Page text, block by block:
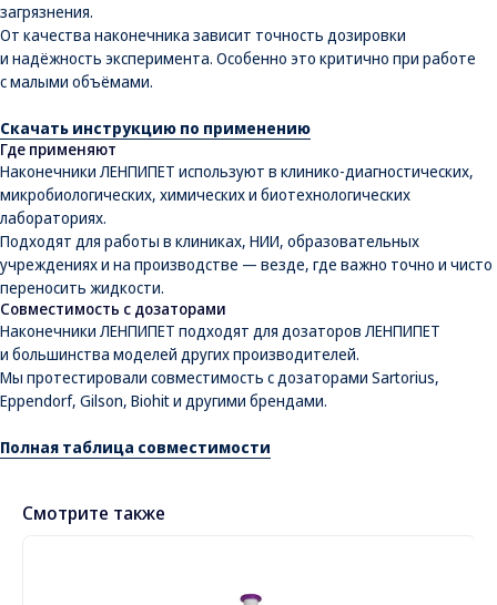
загрязнения.
От качества наконечника зависит точность дозировки
и надёжность эксперимента. Особенно это критично при работе
с малыми объёмами.
Скачать инструкцию по применению
Где применяют
Наконечники ЛЕНПИПЕТ используют в клинико-диагностических,
микробиологических, химических и биотехнологических
лабораториях.
Подходят для работы в клиниках, НИИ, образовательных
учреждениях и на производстве — везде, где важно точно и чисто
переносить жидкости.
Совместимость с дозаторами
Наконечники ЛЕНПИПЕТ подходят для дозаторов ЛЕНПИПЕТ
и большинства моделей других производителей.
Мы протестировали совместимость с дозаторами Sartorius,
Eppendorf, Gilson, Biohit и другими брендами.
Полная таблица совместимости
Смотрите также